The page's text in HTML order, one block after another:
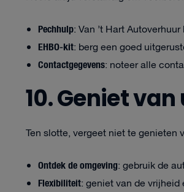
Pechhulp: Van ’t Hart
EHBO-kit: berg een goed
Contactgegevens: noteer alle
10. Geniet
Ten slotte, vergeet niet te genieten
Ontdek de omgeving: gebruik de
Flexibiliteit: geniet van de